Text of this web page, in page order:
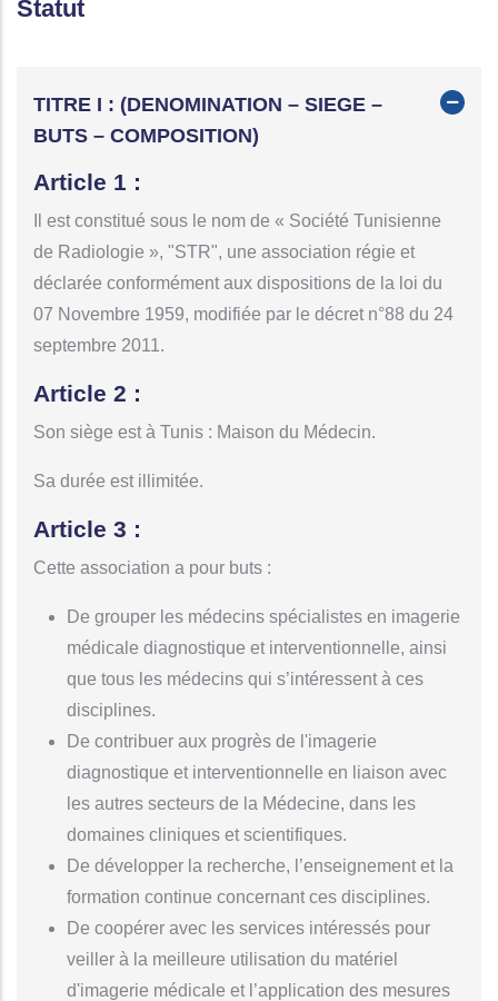
Statut
TITRE I : (DENOMINATION – SIEGE –
BUTS – COMPOSITION)
Article 1 :
Il est constitué sous le nom de « Société Tunisienne
de Radiologie », "STR", une association régie et
déclarée conformément aux dispositions de la loi du
07 Novembre 1959, modifiée par le décret n°88 du 24
septembre 2011.
Article 2 :
Son siège est à Tunis : Maison du Médecin.
Sa durée est illimitée.
Article 3 :
Cette association a pour buts :
De grouper les médecins spécialistes en imagerie
médicale diagnostique et interventionnelle, ainsi
que tous les médecins qui s’intéressent à ces
disciplines.
De contribuer aux progrès de l'imagerie
diagnostique et interventionnelle en liaison avec
les autres secteurs de la Médecine, dans les
domaines cliniques et scientifiques.
De développer la recherche, l’enseignement et la
formation continue concernant ces disciplines.
De coopérer avec les services intéressés pour
veiller à la meilleure utilisation du matériel
d'imagerie médicale et l’application des mesures